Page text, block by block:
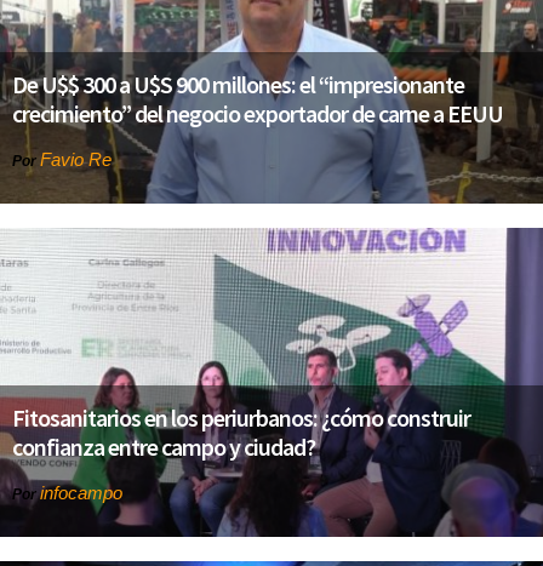
De U$$ 300 a U$S 900 millones: el “impresionante
crecimiento” del negocio exportador de carne a EEUU
Por Favio Re
Fitosanitarios en los periurbanos: ¿cómo construir
confianza entre campo y ciudad?
Porinfocampo